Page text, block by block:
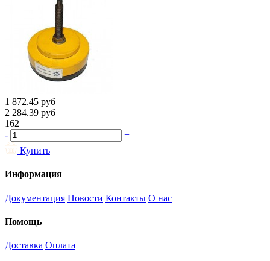
1 872.45 руб
2 284.39 руб
162
-
+
Купить
Информация
Документация Новости Контакты О нас
Помощь
Доставка Оплата